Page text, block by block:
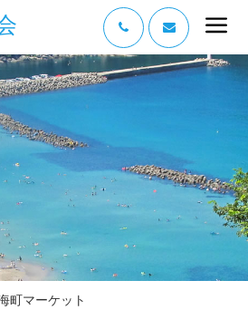
町マーケット